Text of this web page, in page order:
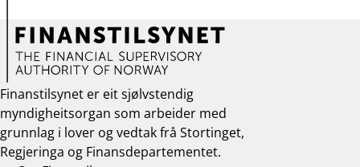
Finanstilsynet er eit sjølvstendig
myndigheitsorgan som arbeider med
grunnlag i lover og vedtak frå Stortinget,
Regjeringa og Finansdepartementet.